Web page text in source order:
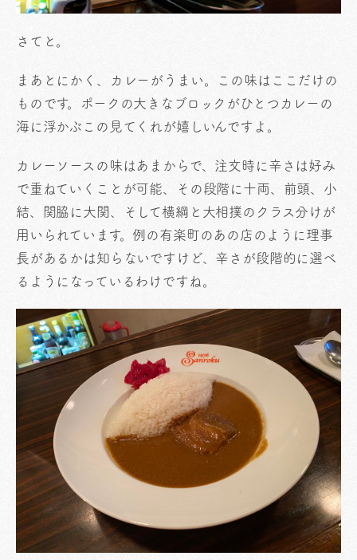
さてと。
まあとにかく、カレーがうまい。この味はここだけの
ものです。ポークの大きなブロックがひとつカレーの
海に浮かぶこの見てくれが嬉しいんですよ。
カレーソースの味はあまからで、注文時に辛さは好み
で重ねていくことが可能、その段階に十両、前頭、小
結、関脇に大関、そして横綱と大相撲のクラス分けが
用いられています。例の有楽町のあの店のように理事
長があるかは知らないですけど、辛さが段階的に選べ
るようになっているわけですね。